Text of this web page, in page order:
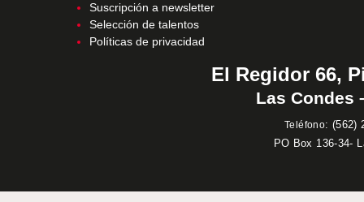
Suscripción a newsletter
Selección de talentos
Políticas de privacidad
El Regidor 66,
Las Condes
Teléfono: (562)
PO Box 136-34-